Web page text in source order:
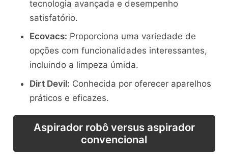
tecnologia avançada e desempenho
satisfatório.
Ecovacs: Proporciona uma variedade de
opções com funcionalidades interessantes,
incluindo a limpeza úmida.
Dirt Devil: Conhecida por oferecer aparelhos
práticos e eficazes.
Aspirador robô versus aspirador
convencional